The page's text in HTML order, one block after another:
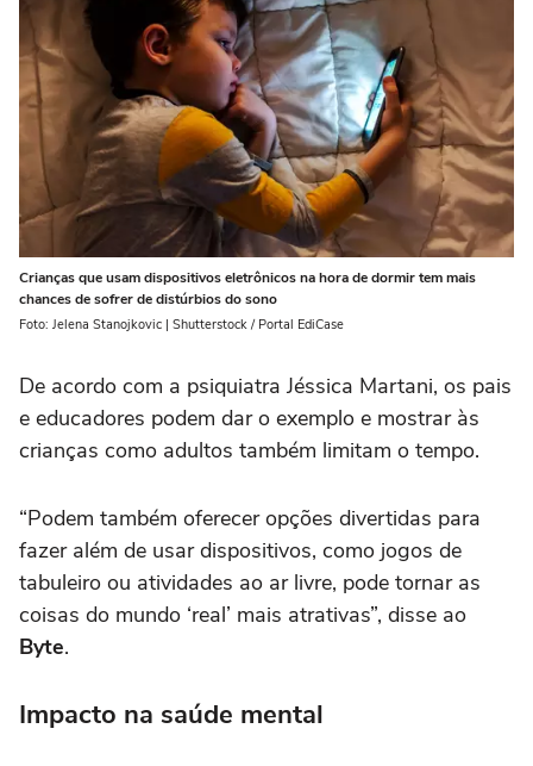
Crianças que usam dispositivos eletrônicos na hora de dormir tem mais
chances de sofrer de distúrbios do sono
Foto: Jelena Stanojkovic | Shutterstock / Portal EdiCase
De acordo com a psiquiatra Jéssica Martani, os pais
e educadores podem dar o exemplo e mostrar às
crianças como adultos também limitam o tempo.
“Podem também oferecer opções divertidas para
fazer além de usar dispositivos, como jogos de
tabuleiro ou atividades ao ar livre, pode tornar as
coisas do mundo ‘real’ mais atrativas”, disse ao
Byte.
Impacto na saúde mental